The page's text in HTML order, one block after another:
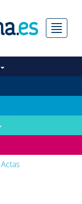
Menú
Actas